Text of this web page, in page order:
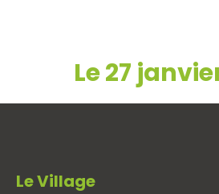
Le 27
Le Village